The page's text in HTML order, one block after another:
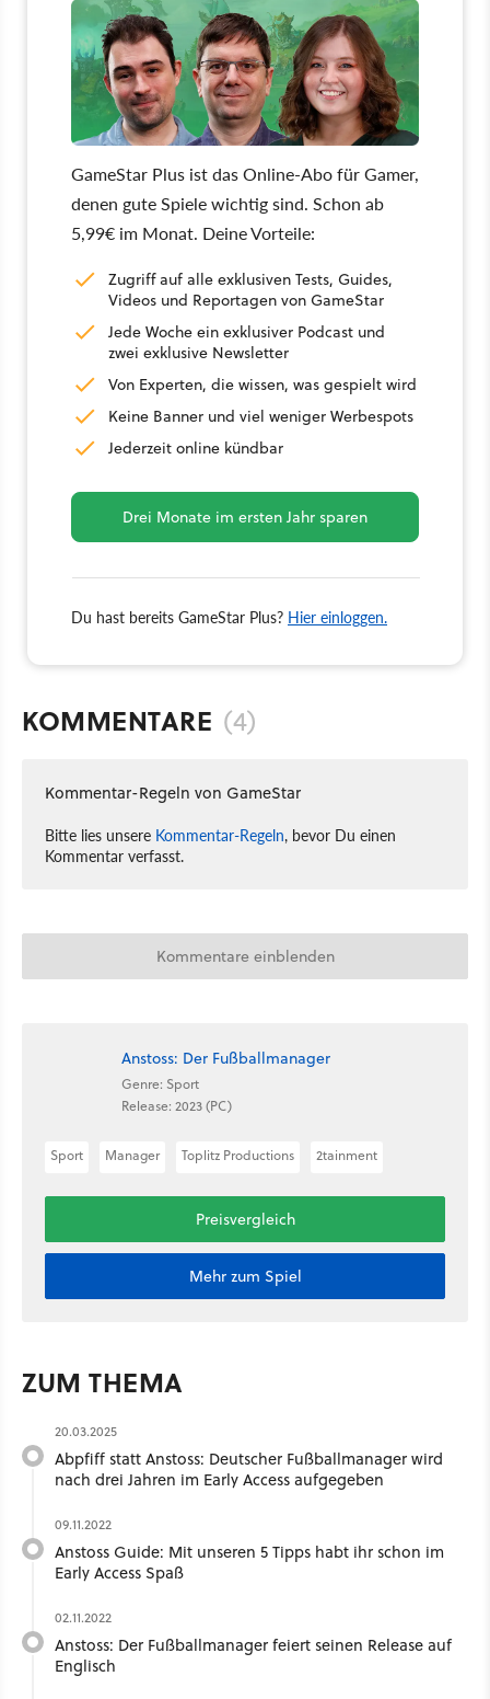
GameStar Plus ist das Online-Abo für Gamer,
denen gute Spiele wichtig sind. Schon ab
5,99€ im Monat. Deine Vorteile:
Zugriff auf alle exklusiven Tests, Guides,
Videos und Reportagen von GameStar
Jede Woche ein exklusiver Podcast und
zwei exklusive Newsletter
Von Experten, die wissen, was gespielt wird
Keine Banner und viel weniger Werbespots
Jederzeit online kündbar
Drei Monate im ersten Jahr sparen
Du hast bereits GameStar Plus? Hier einloggen.
KOMMENTARE (4)
Kommentar-Regeln von GameStar
Bitte lies unsere Kommentar-Regeln, bevor Du einen
Kommentar verfasst.
Kommentare einblenden
Anstoss: Der Fußballmanager
Genre: Sport
Release: 2023 (PC)
Sport Manager Toplitz Productions 2tainment
Preisvergleich
Mehr zum Spiel
ZUM THEMA
20.03.2025
Abpfiff statt Anstoss: Deutscher Fußballmanager wird
nach drei Jahren im Early Access aufgegeben
09.11.2022
Anstoss Guide: Mit unseren 5 Tipps habt ihr schon im
Early Access Spaß
02.11.2022
Anstoss: Der Fußballmanager feiert seinen Release auf
Englisch